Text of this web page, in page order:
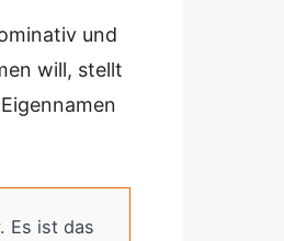
und
will, stellt
Es ist das